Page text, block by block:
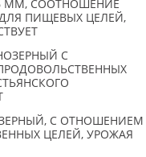
ММ, СООТНОШЕНИЕ
ПИЩЕВЫХ ЦЕЛЕЙ,
С
С ОТНОШЕНИЕМ
ЦЕЛЕЙ, УРОЖАЯ